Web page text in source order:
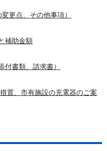
更点、その他事項）
補助金額
書類、請求書）
置、市有施設の充電器のご案